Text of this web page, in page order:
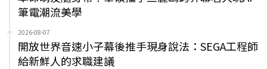
筆電潮流美學
2026-08-07
開放世界音速小子幕後推手現身說法：SEGA工程師
給新鮮人的求職建議